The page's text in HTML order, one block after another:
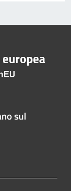
sul